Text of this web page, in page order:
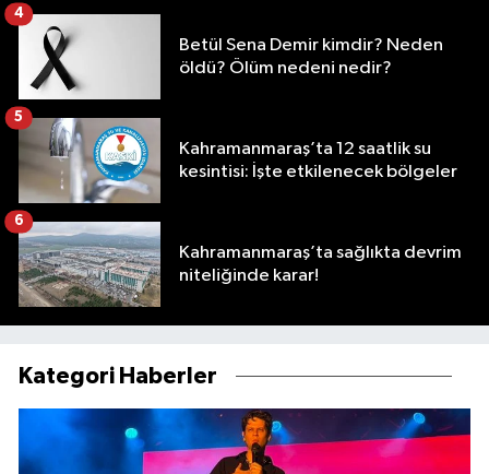
Betül Sena Demir kimdir? Neden
öldü? Ölüm nedeni nedir?
4
Kahramanmaraş’ta 12 saatlik su
kesintisi: İşte etkilenecek bölgeler
5
Kahramanmaraş’ta sağlıkta devrim
niteliğinde karar!
6
Kategori Haberler